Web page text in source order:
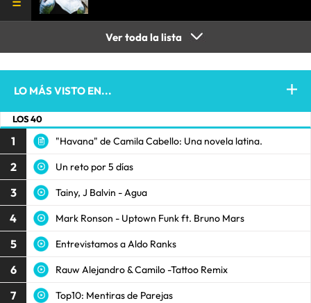
Ver toda la lista
LO MÁS VISTO EN...
LOS 40
1 "Havana" de Camila Cabello: Una novela latina.
2 Un reto por 5 días
3 Tainy, J Balvin - Agua
4 Mark Ronson - Uptown Funk ft. Bruno Mars
5 Entrevistamos a Aldo Ranks
6 Rauw Alejandro & Camilo -Tattoo Remix
7 Top10: Mentiras de Parejas